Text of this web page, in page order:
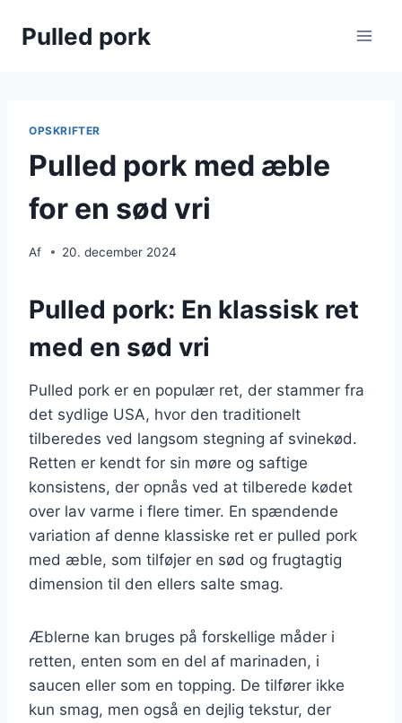
Pulled pork
OPSKRIFTER
Pulled pork med æble
for en sød vri
Af 20. december 2024
Pulled pork: En klassisk ret
med en sød vri
Pulled pork er en populær ret, der stammer fra
det sydlige USA, hvor den traditionelt
tilberedes ved langsom stegning af svinekød.
Retten er kendt for sin møre og saftige
konsistens, der opnås ved at tilberede kødet
over lav varme i flere timer. En spændende
variation af denne klassiske ret er pulled pork
med æble, som tilføjer en sød og frugtagtig
dimension til den ellers salte smag.
Æblerne kan bruges på forskellige måder i
retten, enten som en del af marinaden, i
saucen eller som en topping. De tilfører ikke
kun smag, men også en dejlig tekstur, der